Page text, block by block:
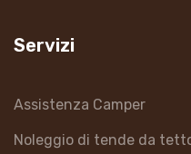
Servizi
Assistenza Camper
Noleggio di tende da